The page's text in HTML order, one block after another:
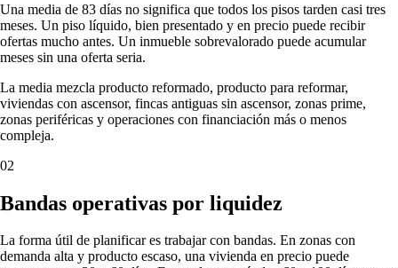
Una media de 83 días no significa que todos los pisos tarden casi tres
meses. Un piso líquido, bien presentado y en precio puede recibir
ofertas mucho antes. Un inmueble sobrevalorado puede acumular
meses sin una oferta seria.
La media mezcla producto reformado, producto para reformar,
viviendas con ascensor, fincas antiguas sin ascensor, zonas prime,
zonas periféricas y operaciones con financiación más o menos
compleja.
02
Bandas operativas por liquidez
La forma útil de planificar es trabajar con bandas. En zonas con
demanda alta y producto escaso, una vivienda en precio puede